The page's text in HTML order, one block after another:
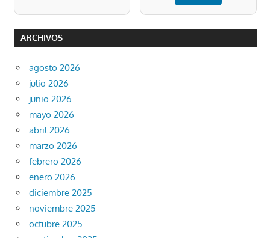
ARCHIVOS
agosto 2026
julio 2026
junio 2026
mayo 2026
abril 2026
marzo 2026
febrero 2026
enero 2026
diciembre 2025
noviembre 2025
octubre 2025